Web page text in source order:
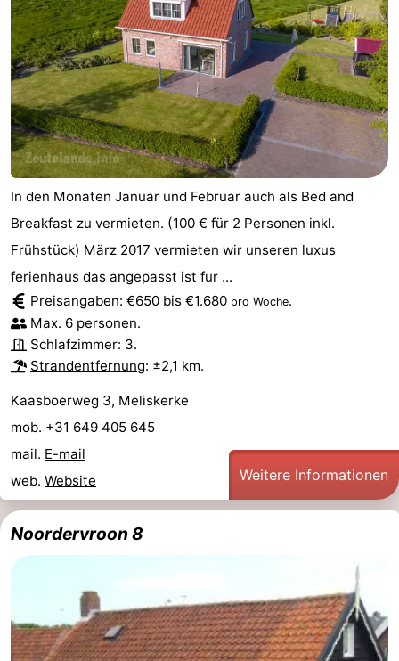
Sehen
&
tun
-
Museen
-
Galerien
-
Denkmäler
-
Leuchtturme
-
Aussichtspunkte
Attraktionen
-
Spielplätze
-
Indoor-
Spielplätze
-
Bowling
Wellness-
Zentren
Dörfer
&Natur
Führungen
Sport
In den Monaten Januar und Februar auch als Bed and
Breakfast zu vermieten. (100 € für 2 Personen inkl.
Frühstück) März 2017 vermieten wir unseren luxus
ferienhaus das angepasst ist fur ...
Preisangaben: €650 bis €1.680 pro Woche.
Max. 6 personen.
Schlafzimmer: 3.
Strandentfernung: ±2,1 km.
Kaasboerweg 3, Meliskerke
mob. +31 649 405 645
mail. E-mail
web. Website Weitere Informationen
Noordervroon 8